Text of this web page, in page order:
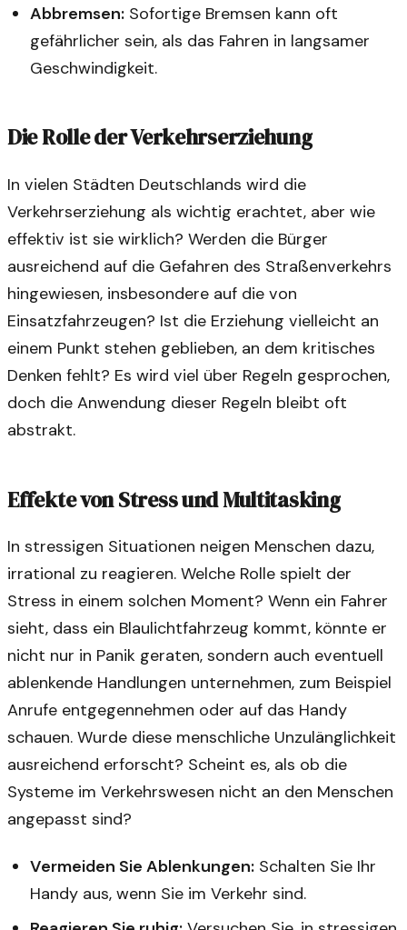
Abbremsen: Sofortige Bremsen kann oft
gefährlicher sein, als das Fahren in langsamer
Geschwindigkeit.
Die Rolle der Verkehrserziehung
In vielen Städten Deutschlands wird die
Verkehrserziehung als wichtig erachtet, aber wie
effektiv ist sie wirklich? Werden die Bürger
ausreichend auf die Gefahren des Straßenverkehrs
hingewiesen, insbesondere auf die von
Einsatzfahrzeugen? Ist die Erziehung vielleicht an
einem Punkt stehen geblieben, an dem kritisches
Denken fehlt? Es wird viel über Regeln gesprochen,
doch die Anwendung dieser Regeln bleibt oft
abstrakt.
Effekte von Stress und Multitasking
In stressigen Situationen neigen Menschen dazu,
irrational zu reagieren. Welche Rolle spielt der
Stress in einem solchen Moment? Wenn ein Fahrer
sieht, dass ein Blaulichtfahrzeug kommt, könnte er
nicht nur in Panik geraten, sondern auch eventuell
ablenkende Handlungen unternehmen, zum Beispiel
Anrufe entgegennehmen oder auf das Handy
schauen. Wurde diese menschliche Unzulänglichkeit
ausreichend erforscht? Scheint es, als ob die
Systeme im Verkehrswesen nicht an den Menschen
angepasst sind?
Vermeiden Sie Ablenkungen: Schalten Sie Ihr
Handy aus, wenn Sie im Verkehr sind.